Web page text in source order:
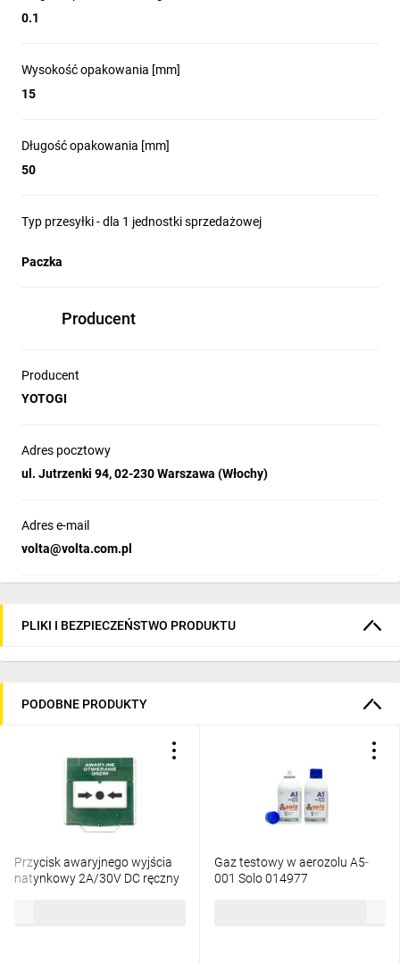
0.1
Wysokość opakowania [mm]
15
Długość opakowania [mm]
50
Typ przesyłki - dla 1 jednostki sprzedażowej
Paczka
Producent
Producent
YOTOGI
Adres pocztowy
ul. Jutrzenki 94, 02-230 Warszawa (Włochy)
Adres e-mail
volta@volta.com.pl
PLIKI I BEZPIECZEŃSTWO PRODUKTU
PODOBNE PRODUKTY
Przycisk awaryjnego wyjścia
natynkowy 2A/30V DC ręczny
Gaz testowy w aerozolu A5-
001 Solo 014977